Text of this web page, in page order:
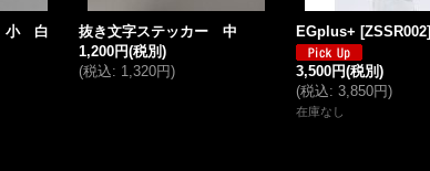
小 白
抜き文字ステッカー 中
1,200円(税別)
(税込: 1,320円)
EGplus+ [ZSSR002]
3,500円(税別)
(税込: 3,850円)
在庫なし